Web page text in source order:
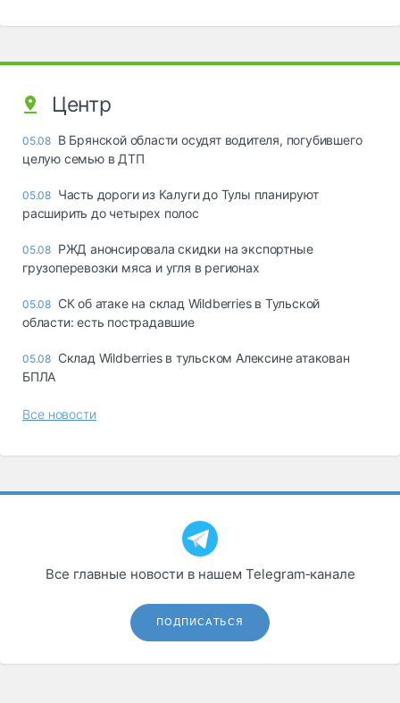
Центр
05.08 В Брянской области осудят водителя, погубившего
целую семью в ДТП
05.08 Часть дороги из Калуги до Тулы планируют
расширить до четырех полос
05.08 РЖД анонсировала скидки на экспортные
грузоперевозки мяса и угля в регионах
05.08 СК об атаке на склад Wildberries в Тульской
области: есть пострадавшие
05.08 Склад Wildberries в тульском Алексине атакован
БПЛА
Все новости
Все главные новости в нашем Telegram‑канале
ПОДПИСАТЬСЯ